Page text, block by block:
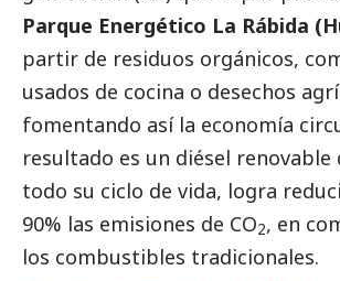
Parque Energético La Rábida
partir de residuos orgánicos,
usados de cocina o desechos
fomentando así la economía
resultado es un diésel renovable
todo su ciclo de vida, logra
90% las emisiones de CO2, en
los combustibles tradicionales.